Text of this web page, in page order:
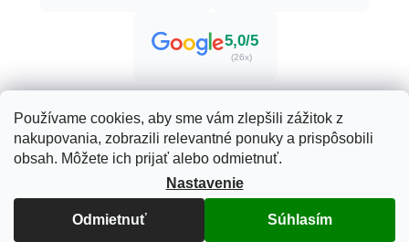
Používame cookies, aby sme vám zlepšili zážitok z
nakupovania, zobrazili relevantné ponuky a prispôsobili
obsah. Môžete ich prijať alebo odmietnuť.
Nastavenie
Odmietnuť Súhlasím
5,0/5
(26x)
Vytvoril Shoptet
Copyright 2026Herbatica.sk. Všetky práva vyhradené.
Upraviť nastavenie cookies